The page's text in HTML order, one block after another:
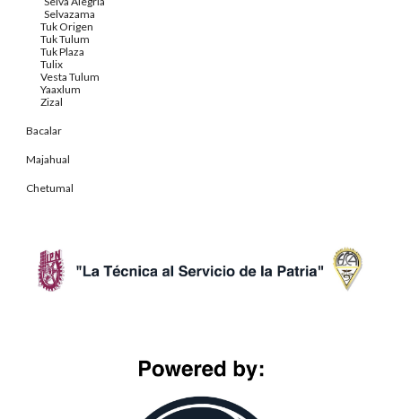
Selvazama
Tuk Origen
Tuk Tulum
Tuk Plaza
Tulix
Vesta Tulum
Yaaxlum
Zizal
Bacalar
Majahual
Chetumal